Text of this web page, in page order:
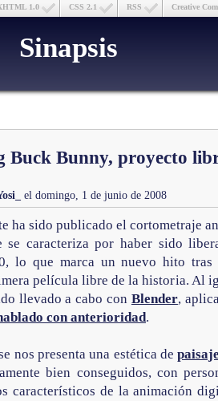
Creative
RSS
CSS 2.1
1.0
Sinapsis
Buck Bunny, proyecto
el domingo, 1 de junio de 2008
ha sido publicado el cortometraje
se caracteriza por haber sido
lo que marca un nuevo hito
película libre de la historia. Al
llevado a cabo con Blender,
con anterioridad.
nos presenta una estética de
bien conseguidos, con
característicos de la animación